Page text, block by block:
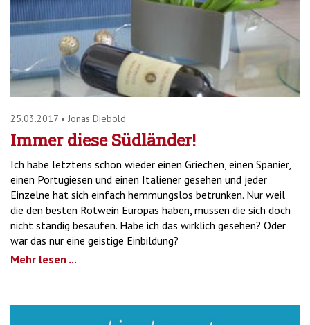
25.03.2017 • Jonas Diebold
Immer diese Südländer!
Ich habe letztens schon wieder einen Griechen, einen Spanier,
einen Portugiesen und einen Italiener gesehen und jeder
Einzelne hat sich einfach hemmungslos betrunken. Nur weil
die den besten Rotwein Europas haben, müssen die sich doch
nicht ständig besaufen. Habe ich das wirklich gesehen? Oder
war das nur eine geistige Einbildung?
Mehr lesen ...